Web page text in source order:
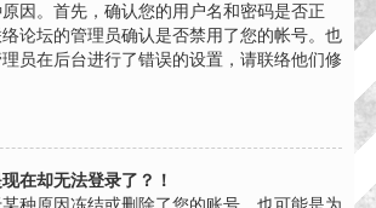
因。首先，确认您的用户名和密码是否正
论坛的管理员确认是否禁用了您的帐号。也
员在后台进行了错误的设置，请联络他们修
在却无法登录了？！
种原因冻结或删除了您的账号。也可能是为